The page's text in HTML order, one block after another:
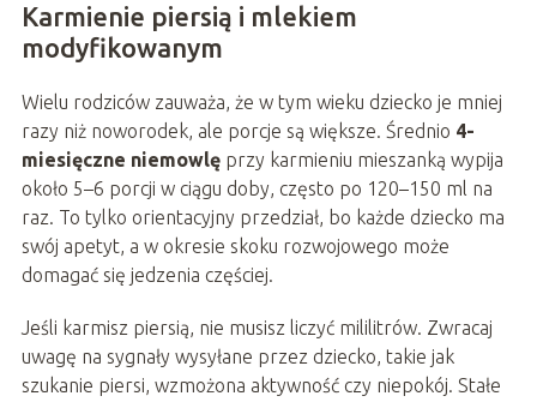
Karmienie piersią i mlekiem
modyfikowanym
Wielu rodziców zauważa, że w tym wieku dziecko je mniej
razy niż noworodek, ale porcje są większe. Średnio 4-
miesięczne niemowlęprzy karmieniu mieszanką wypija
około 5–6 porcji w ciągu doby, często po 120–150 ml na
raz. To tylko orientacyjny przedział, bo każde dziecko ma
swój apetyt, a w okresie skoku rozwojowego może
domagać się jedzenia częściej.
Jeśli karmisz piersią, nie musisz liczyć mililitrów. Zwracaj
uwagę na sygnały wysyłane przez dziecko, takie jak
szukanie piersi, wzmożona aktywność czy niepokój. Stałe